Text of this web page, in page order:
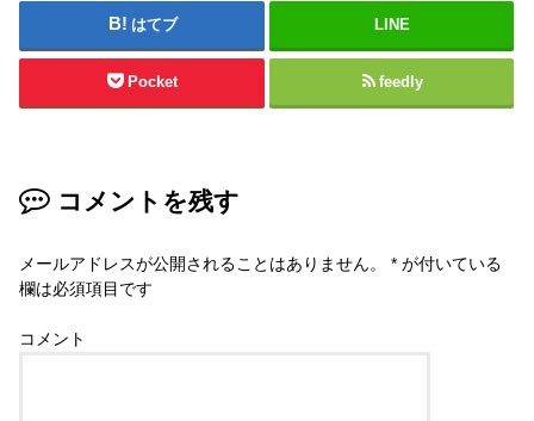
はてブ LINE
Pocket feedly
コメントを残す
メールアドレスが公開されることはありません。 * が付いている
欄は必須項目です
コメント